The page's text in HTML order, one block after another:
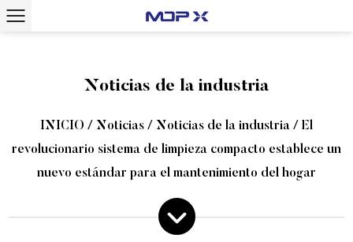
Noticias de la industria
INICIO / Noticias / Noticias de la industria / El
revolucionario sistema de limpieza compacto establece un
nuevo estándar para el mantenimiento del hogar